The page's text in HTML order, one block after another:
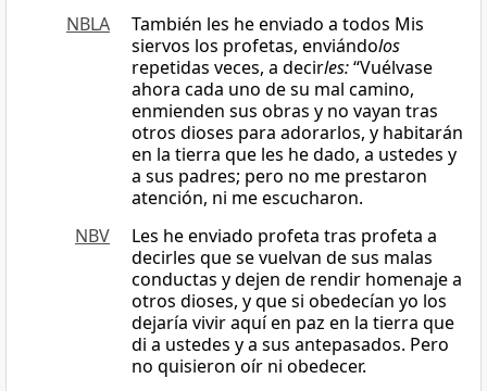
NBLA
También les he enviado a todos Mis
siervos los profetas, enviándolos
repetidas veces, a decirles:“Vuélvase
ahora cada uno de su mal camino,
enmienden sus obras y no vayan tras
otros dioses para adorarlos, y habitarán
en la tierra que les he dado, a ustedes y
a sus padres; pero no me prestaron
atención, ni me escucharon.
NBV
Les he enviado profeta tras profeta a
decirles que se vuelvan de sus malas
conductas y dejen de rendir homenaje a
otros dioses, y que si obedecían yo los
dejaría vivir aquí en paz en la tierra que
di a ustedes y a sus antepasados. Pero
no quisieron oír ni obedecer.